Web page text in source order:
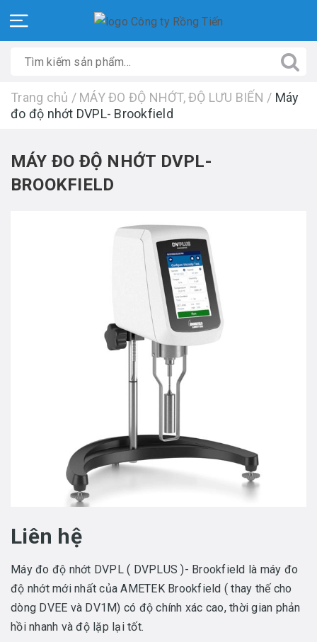
Trang chủ / MÁY ĐO ĐỘ NHỚT, ĐỘ LƯU BIẾN / Máy
đo độ nhớt DVPL- Brookfield
MÁY ĐO ĐỘ NHỚT DVPL-
BROOKFIELD
Liên hệ
Máy đo độ nhớt DVPL ( DVPLUS )- Brookfield là máy đo
độ nhớt mới nhất của AMETEK Brookfield ( thay thế cho
dòng DVEE và DV1M) có độ chính xác cao, thời gian phản
hồi nhanh và độ lặp lại tốt.